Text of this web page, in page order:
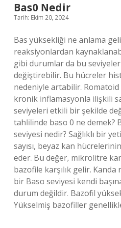
Bas0 Nedir
Tarih: Ekim 20, 2024
Bas yüksekliği ne anlama
reaksiyonlardan
gibi durumlar da bu
değiştirebilir. Bu hücreler
nedeniyle artabilir.
kronik inflamasyonla ilişkili
seviyeleri etkili bir şekilde
tahlilinde baso 0 ne demek?
seviyesi nedir? Sağlıklı bir
sayısı, beyaz kan
eder. Bu değer, mikrolitre
bazofile karşılık gelir.
bir Baso seviyesi kendi
durum değildir. Bazofil
Yükselmiş bazofiller